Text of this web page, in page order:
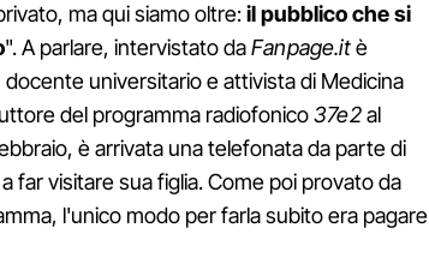
ma qui siamo oltre:il pubblico che si
". A parlare, intervistato daFanpage.itè
docente universitario e attivista di Medicina
del programma radiofonico37e2al
è arrivata una telefonata da parte di
far visitare sua figlia. Come poi provato da
l'unico modo per farla subito era pagare